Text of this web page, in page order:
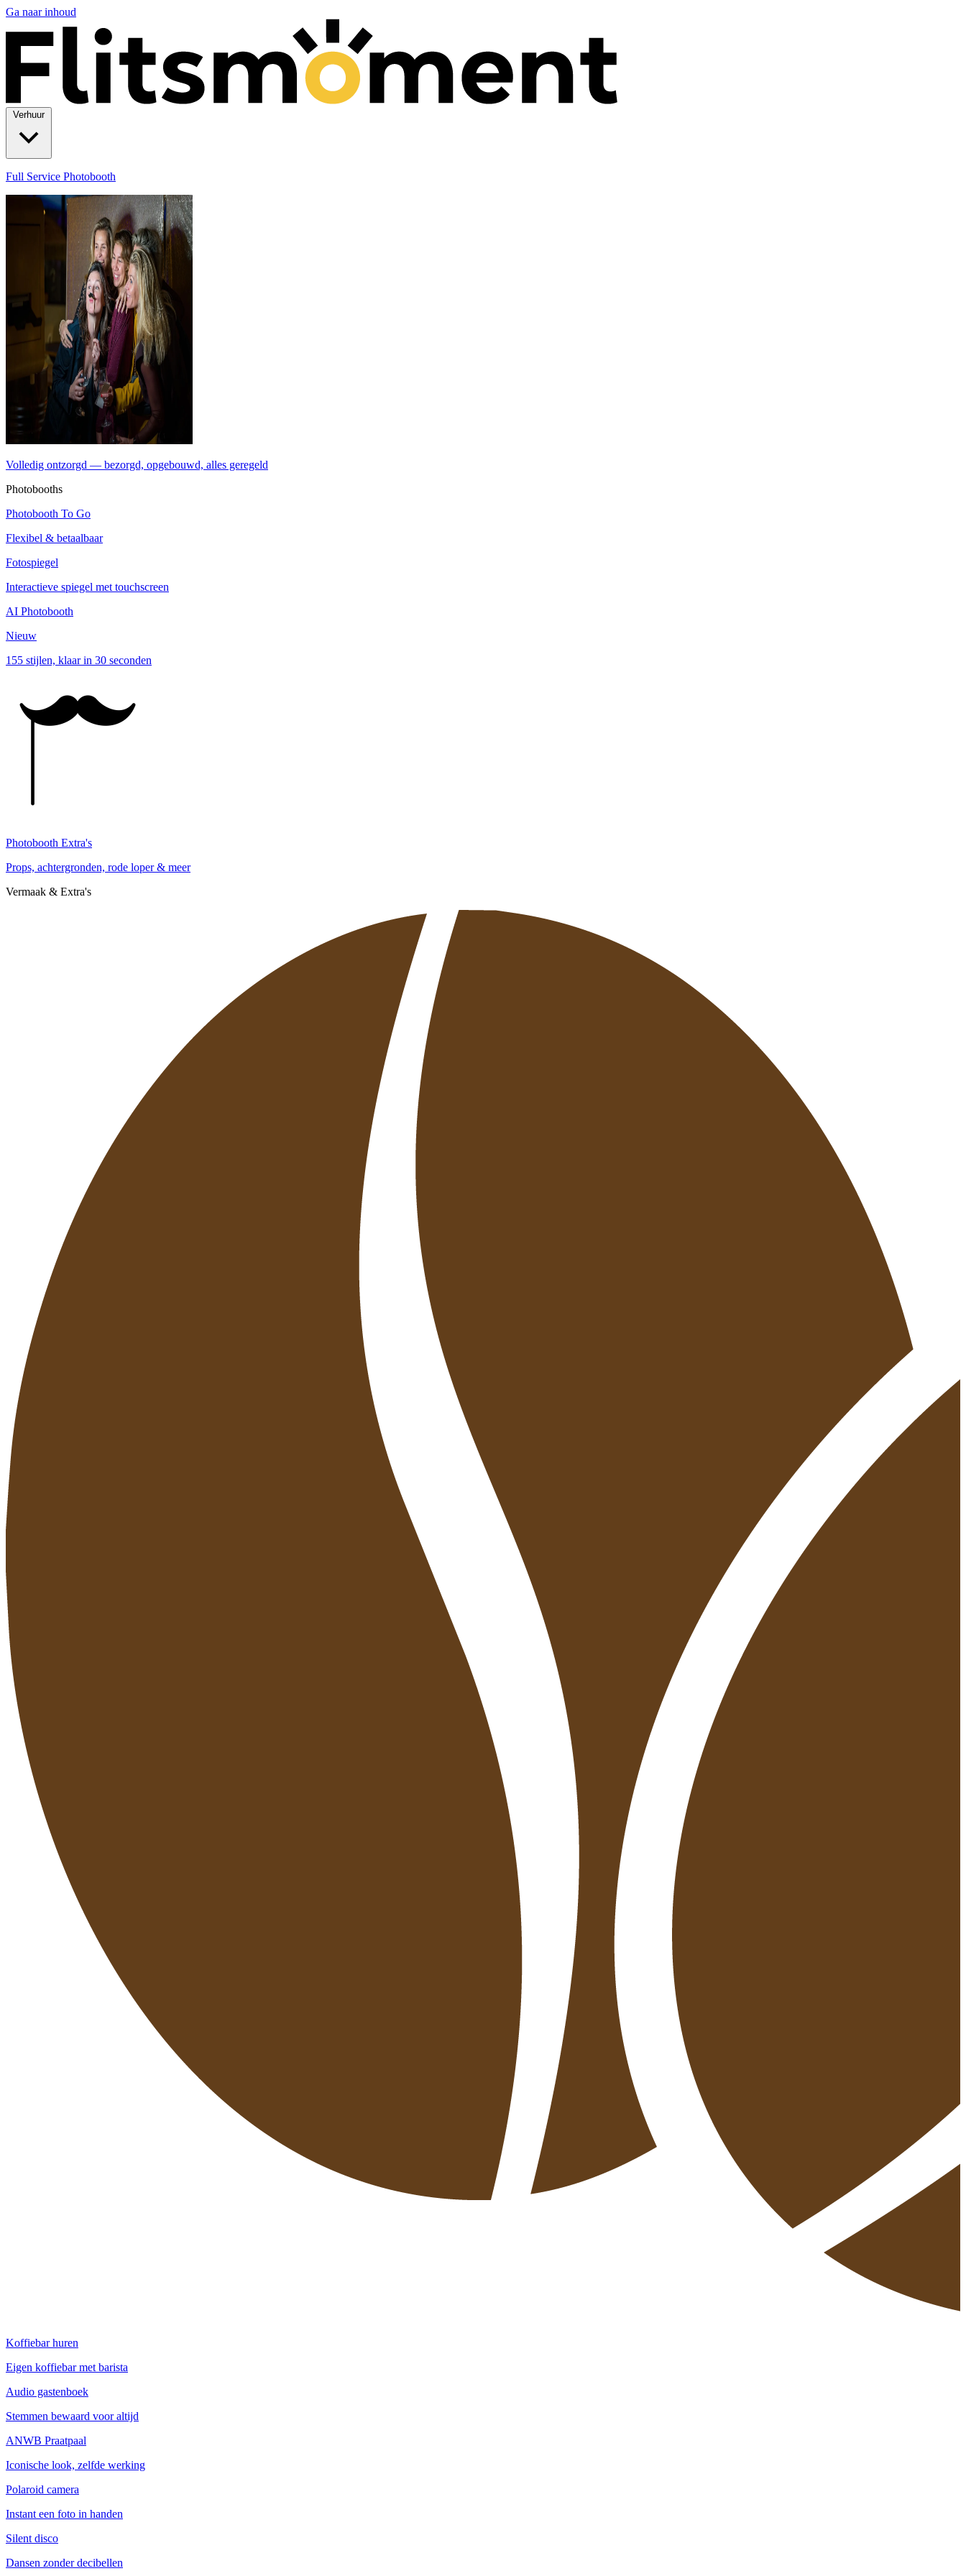
Ga naar inhoud
Verhuur
Full Service Photobooth
Volledig ontzorgd — bezorgd, opgebouwd, alles geregeld
Photobooths
Photobooth To Go
Flexibel & betaalbaar
Fotospiegel
Interactieve spiegel met touchscreen
AI Photobooth
Nieuw
155 stijlen, klaar in 30 seconden
Photobooth Extra's
Props, achtergronden, rode loper & meer
Vermaak & Extra's
Koffiebar huren
Eigen koffiebar met barista
Audio gastenboek
Stemmen bewaard voor altijd
ANWB Praatpaal
Iconische look, zelfde werking
Polaroid camera
Instant een foto in handen
Silent disco
Dansen zonder decibellen